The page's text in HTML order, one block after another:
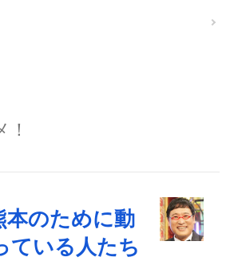
本のために動
ている人たち